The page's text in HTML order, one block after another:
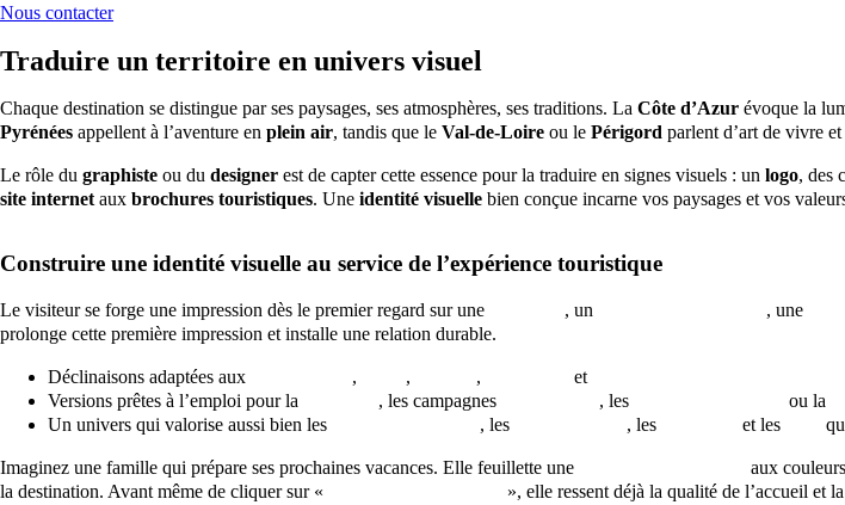
Nous contacter
Traduire un territoire en univers visuel
Chaque destination se distingue par ses paysages, ses atmosphères, ses traditions. La Côte d’Azur évoque la
Pyrénées appellent à l’aventure en plein air, tandis que le Val-de-Loire ou le Périgord parlent d’art de vivre
Le rôle du graphiste ou du designer est de capter cette essence pour la traduire en signes visuels : un logo, des
site internet aux brochures touristiques. Une identité visuelle bien conçue incarne vos paysages et vos
Construire une identité visuelle au service de l’expérience touristique
Le visiteur se forge une impression dès le premier regard sur une , un , une
prolonge cette première impression et installe une relation durable.
Déclinaisons adaptées aux , , , et
Versions prêtes à l’emploi pour la
, les campagnes , les ou la
Un univers qui valorise aussi bien les
, les , les et les
Imaginez une famille qui prépare ses prochaines vacances. Elle feuillette une aux
la destination. Avant même de cliquer sur «
», elle ressent déjà la qualité de l’accueil et